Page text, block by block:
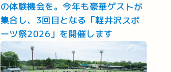
の体験機会を。今年も豪華ゲストが
集合し、3回目となる「軽井沢スポ
ーツ祭2026」を開催します